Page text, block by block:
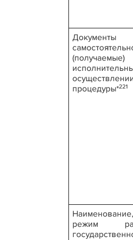
Д
процедуры*221
режим